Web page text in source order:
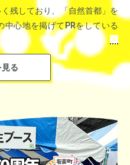
ヶ浜」
残しており、「自然首都」を
中心地を掲げてPRをしている
ってもらい、沢山の人に訪れ
でもある山口謠司氏の語りで
ーを展開。
にわたり、只見町の歴史や文
取材をした経験などを基にこ
。